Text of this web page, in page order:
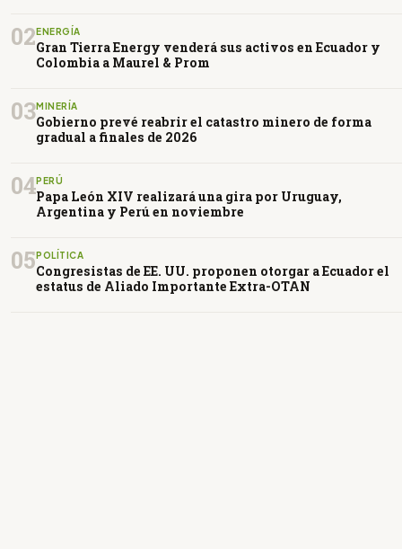
02ENERGÍA
Gran Tierra Energy venderá sus activos en Ecuador y
Colombia a Maurel & Prom
03MINERÍA
Gobierno prevé reabrir el catastro minero de forma
gradual a finales de 2026
04PERÚ
Papa León XIV realizará una gira por Uruguay,
Argentina y Perú en noviembre
05POLÍTICA
Congresistas de EE. UU. proponen otorgar a Ecuador el
estatus de Aliado Importante Extra-OTAN